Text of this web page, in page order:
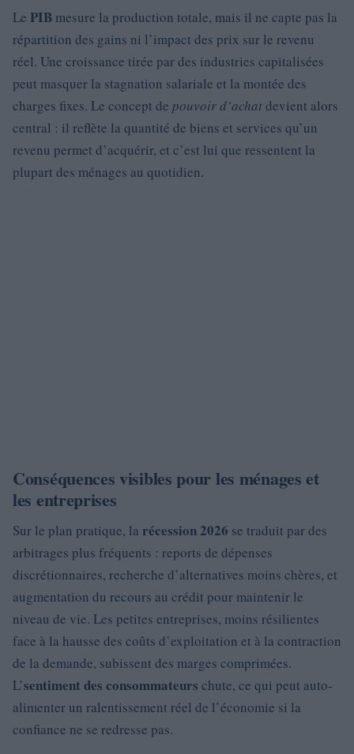
Le PIB mesure la production totale, mais il ne capte pas la
répartition des gains ni l’impact des prix sur le revenu
réel. Une croissance tirée par des industries capitalisées
peut masquer la stagnation salariale et la montée des
charges fixes. Le concept de pouvoir d’achatdevient alors
central : il reflète la quantité de biens et services qu’un
revenu permet d’acquérir, et c’est lui que ressentent la
plupart des ménages au quotidien.
Conséquences visibles pour les ménages et
les entreprises
Sur le plan pratique, la récession 2026 se traduit par des
arbitrages plus fréquents : reports de dépenses
discrétionnaires, recherche d’alternatives moins chères, et
augmentation du recours au crédit pour maintenir le
niveau de vie. Les petites entreprises, moins résilientes
face à la hausse des coûts d’exploitation et à la contraction
de la demande, subissent des marges comprimées.
L’sentiment des consommateurs chute, ce qui peut auto-
alimenter un ralentissement réel de l’économie si la
confiance ne se redresse pas.